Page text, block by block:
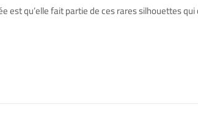
est qu’elle fait partie de ces rares silhouettes